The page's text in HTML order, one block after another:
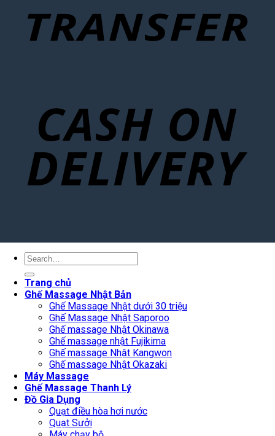
Search
for:
Trang chủ
Ghế Massage Nhật Bản
Ghế Massage Nhật dưới 30 triệu
Ghế Massage Nhật Saporoo
Ghế massage Nhật Okinawa
Ghế massage nhật Fujikima
Ghế massage Nhật Kangwon
Ghế massage Nhật Okazaki
Máy Massage
Ghế Massage Thanh Lý
Đồ Gia Dụng
Quạt điều hòa hơi nước
Quạt Sưởi